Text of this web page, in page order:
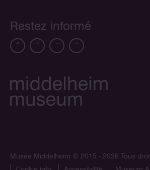
Restez informé
Musée Middelheim © 2015 - 2026 Tous